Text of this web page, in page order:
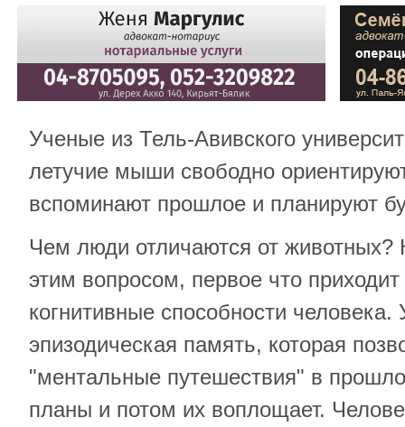
Ученые из Тель-Авивского
летучие мыши свободно
вспоминают прошлое и планируют
Чем люди отличаются от
этим вопросом, первое что приходит
когнитивные способности человека.
эпизодическая память, которая
"ментальные путешествия" в
планы и потом их воплощает.